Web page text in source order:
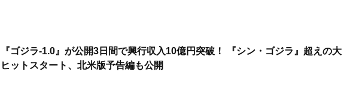
『ゴジラ-1.0』が公開3日間で興行収入10億円突破！ 『シン・ゴジラ』超えの大
ヒットスタート、北米版予告編も公開